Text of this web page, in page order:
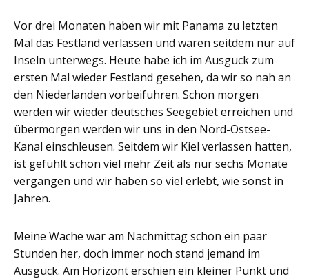
Vor drei Monaten haben wir mit Panama zu letzten
Mal das Festland verlassen und waren seitdem nur auf
Inseln unterwegs. Heute habe ich im Ausguck zum
ersten Mal wieder Festland gesehen, da wir so nah an
den Niederlanden vorbeifuhren. Schon morgen
werden wir wieder deutsches Seegebiet erreichen und
übermorgen werden wir uns in den Nord-Ostsee-
Kanal einschleusen. Seitdem wir Kiel verlassen hatten,
ist gefühlt schon viel mehr Zeit als nur sechs Monate
vergangen und wir haben so viel erlebt, wie sonst in
Jahren.
Meine Wache war am Nachmittag schon ein paar
Stunden her, doch immer noch stand jemand im
Ausguck. Am Horizont erschien ein kleiner Punkt und